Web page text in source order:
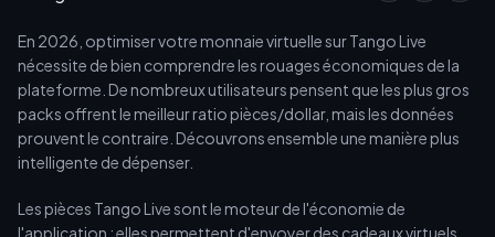
remises VIP et aux remboursements du classement du Ramadan
2026.
En 2026, optimiser votre monnaie virtuelle sur Tango Live
nécessite de bien comprendre les rouages économiques de la
plateforme. De nombreux utilisateurs pensent que les plus gros
packs offrent le meilleur ratio pièces/dollar, mais les données
prouvent le contraire. Découvrons ensemble une manière plus
intelligente de dépenser.
Les pièces Tango Live sont le moteur de l'économie de
l'application : elles permettent d'envoyer des cadeaux virtuels,